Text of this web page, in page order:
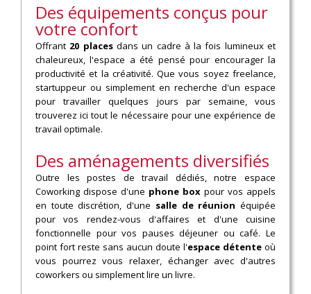
Des équipements conçus pour
votre confort
Offrant 20 placesdans un cadre à la fois lumineux et
chaleureux, l'espace a été pensé pour encourager la
productivité et la créativité. Que vous soyez freelance,
startuppeur ou simplement en recherche d'un espace
pour travailler quelques jours par semaine, vous
trouverez ici tout le nécessaire pour une expérience de
travail optimale.
Des aménagements diversifiés
Outre les postes de travail dédiés, notre espace
Coworking dispose d'une phone box pour vos appels
en toute discrétion, d'une salle de réunion équipée
pour vos rendez-vous d'affaires et d'une cuisine
fonctionnelle pour vos pauses déjeuner ou café. Le
point fort reste sans aucun doute l'espace détente où
vous pourrez vous relaxer, échanger avec d'autres
coworkers ou simplement lire un livre.